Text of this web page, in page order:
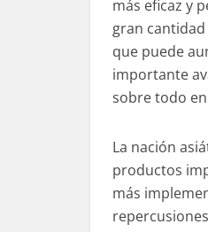
más eficaz y
gran
que puede
importante
sobre todo
La nación
productos
más